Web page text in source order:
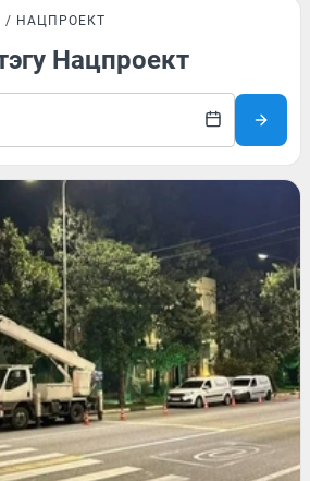
НАЦПРОЕКТ
Нацпроект